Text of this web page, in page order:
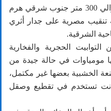
في المنطقة الواقعة على بعد حوالي 300 متر جنوب شرقي هرم
تنقيب مصرية على جدار أثري
الحجرية والفخارية
مومياوات في حالة جيدة من
الخشبية بعضها غير مكتمل،
تستخدم في تقطيع وصقل